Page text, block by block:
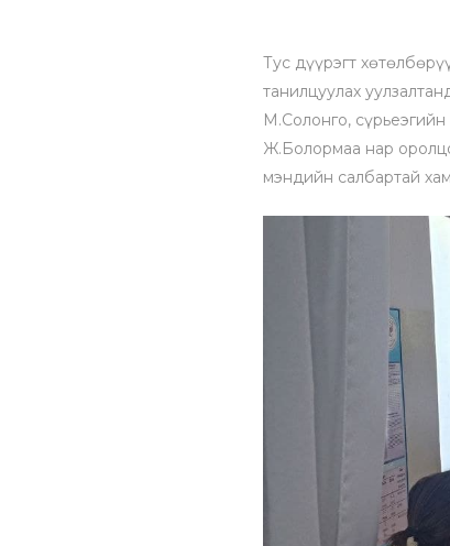
Тус дүүрэгт
танилцуулах
М.Солонго,
Ж.Болормаа нар
мэндийн салбартай